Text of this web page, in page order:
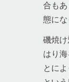
合も
態に
磯焼
はり
とに